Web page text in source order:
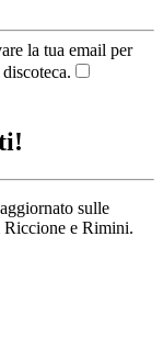
la tua email per
sulle
Riccione e Rimini.